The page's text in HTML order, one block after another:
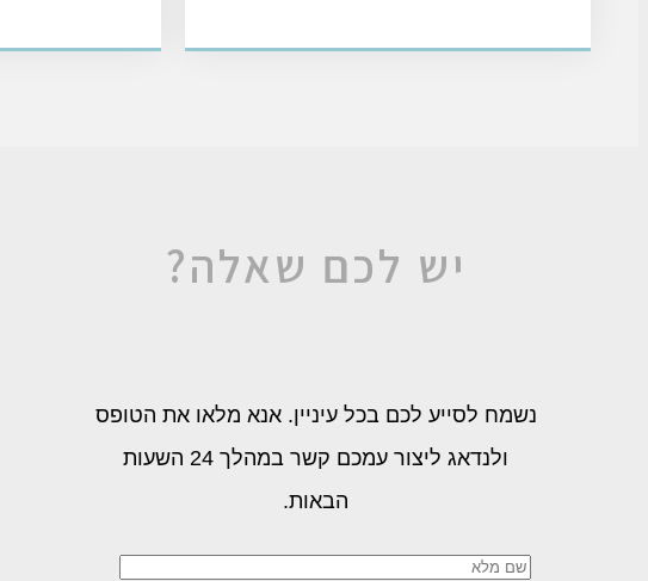
יש לכם שאלה?
נשמח לסייע לכם בכל עיניין. אנא מלאו את הטופס
ולנדאג ליצור עמכם קשר במהלך 24 השעות
הבאות.